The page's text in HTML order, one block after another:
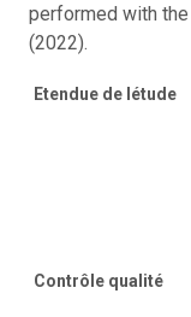
performed with
(2022).
Etendue de létude
Contrôle qualité